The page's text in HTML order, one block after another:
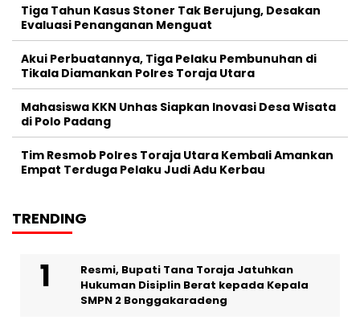
Tiga Tahun Kasus Stoner Tak Berujung, Desakan
Evaluasi Penanganan Menguat
Akui Perbuatannya, Tiga Pelaku Pembunuhan di
Tikala Diamankan Polres Toraja Utara
Mahasiswa KKN Unhas Siapkan Inovasi Desa Wisata
di Polo Padang
Tim Resmob Polres Toraja Utara Kembali Amankan
Empat Terduga Pelaku Judi Adu Kerbau
TRENDING
Resmi, Bupati Tana Toraja Jatuhkan
Hukuman Disiplin Berat kepada Kepala
SMPN 2 Bonggakaradeng